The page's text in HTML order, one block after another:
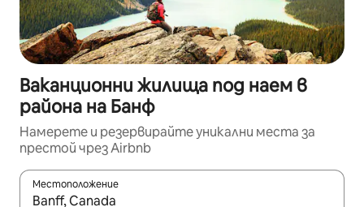
Ваканционни жилища под наем в
района на Банф
Намерете и резервирайте уникални места за
престой чрез Airbnb
Местоположение
Когато резултатите се покажат, използвайте